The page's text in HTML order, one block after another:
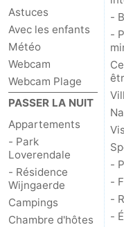
Astuces
Avec les enfants
Météo
Webcam
Webcam Plage
PASSER LA NUIT
Appartements
- Park
Loverendale
- Résidence
Wijngaerde
Campings
Chambre d'hôtes
-
-
-
-
-
-